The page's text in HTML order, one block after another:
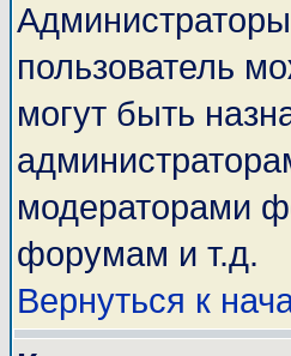
пользователь
могут быть
модераторами
форумам и т.д.
Вернуться к